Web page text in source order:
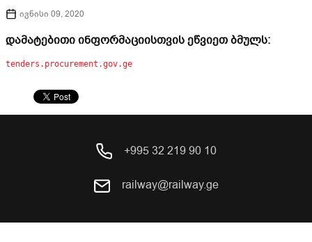
ივნისი 09, 2020
დამატებითი ინფორმაციისთვის ეწვიეთ ბმულს:
tenders.procurement.gov.ge
+995 32 219 90 10
railway@railway.ge